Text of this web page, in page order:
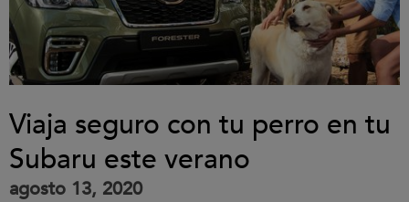
Viaja seguro con tu perro en tu
Subaru este verano
agosto 13, 2020